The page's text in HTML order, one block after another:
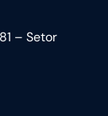
– Setor